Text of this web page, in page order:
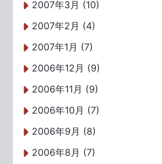
2007年3月 (10)
2007年2月 (4)
2007年1月 (7)
2006年12月 (9)
2006年11月 (9)
2006年10月 (7)
2006年9月 (8)
2006年8月 (7)